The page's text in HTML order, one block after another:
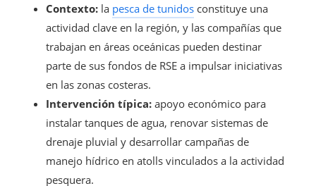
Contexto: la pesca de tunidos constituye una
actividad clave en la región, y las compañías que
trabajan en áreas oceánicas pueden destinar
parte de sus fondos de RSE a impulsar iniciativas
en las zonas costeras.
Intervención típica: apoyo económico para
instalar tanques de agua, renovar sistemas de
drenaje pluvial y desarrollar campañas de
manejo hídrico en atolls vinculados a la actividad
pesquera.